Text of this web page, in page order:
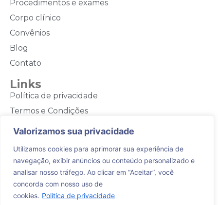
Valorizamos sua privacidade
Utilizamos cookies para aprimorar sua experiência de
navegação, exibir anúncios ou conteúdo personalizado e
analisar nosso tráfego. Ao clicar em “Aceitar”, você
concorda com nosso uso de
cookies. Política de privacidade
Procedimentos e exames
Corpo clínico
Convênios
Blog
Contato
Links
Política de privacidade
Termos e Condições
Contato
(44) 9 9973-0804
Rua Rodrigo Silva, 125 - Maringá - PR